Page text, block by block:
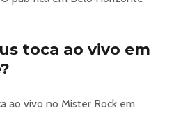
tocando Linkin Park, System
toca ao vivo em
ao vivo no Mister Rock em